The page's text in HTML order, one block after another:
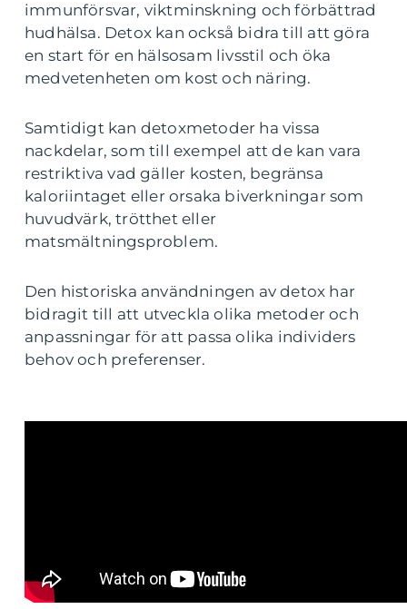
immunförsvar, viktminskning och förbättrad
hudhälsa. Detox kan också bidra till att göra
en start för en hälsosam livsstil och öka
medvetenheten om kost och näring.
Samtidigt kan detoxmetoder ha vissa
nackdelar, som till exempel att de kan vara
restriktiva vad gäller kosten, begränsa
kaloriintaget eller orsaka biverkningar som
huvudvärk, trötthet eller
matsmältningsproblem.
Den historiska användningen av detox har
bidragit till att utveckla olika metoder och
anpassningar för att passa olika individers
behov och preferenser.